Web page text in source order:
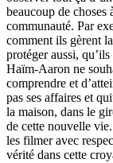
beaucoup de
communauté. Par
comment ils gèrent
protéger aussi,
Haïm-Aaron ne
comprendre et
pas ses affaires et
la maison, dans le
de cette nouvelle
les filmer avec
vérité dans cette